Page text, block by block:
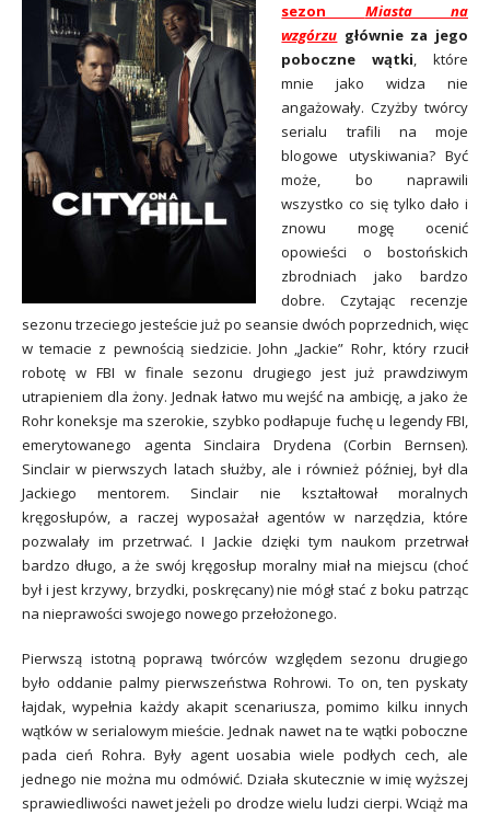
sezon Miasta na
wzgórzu głównie za jego
poboczne wątki, które
mnie jako widza nie
angażowały. Czyżby twórcy
serialu trafili na moje
blogowe utyskiwania? Być
może, bo naprawili
wszystko co się tylko dało i
znowu mogę ocenić
opowieści o bostońskich
zbrodniach jako bardzo
dobre. Czytając recenzje
sezonu trzeciego jesteście już po seansie dwóch poprzednich, więc
w temacie z pewnością siedzicie. John „Jackie” Rohr, który rzucił
robotę w FBI w finale sezonu drugiego jest już prawdziwym
utrapieniem dla żony. Jednak łatwo mu wejść na ambicję, a jako że
Rohr koneksje ma szerokie, szybko podłapuje fuchę u legendy FBI,
emerytowanego agenta Sinclaira Drydena (Corbin Bernsen).
Sinclair w pierwszych latach służby, ale i również później, był dla
Jackiego mentorem. Sinclair nie kształtował moralnych
kręgosłupów, a raczej wyposażał agentów w narzędzia, które
pozwalały im przetrwać. I Jackie dzięki tym naukom przetrwał
bardzo długo, a że swój kręgosłup moralny miał na miejscu (choć
był i jest krzywy, brzydki, poskręcany) nie mógł stać z boku patrząc
na nieprawości swojego nowego przełożonego.
Pierwszą istotną poprawą twórców względem sezonu drugiego
było oddanie palmy pierwszeństwa Rohrowi. To on, ten pyskaty
łajdak, wypełnia każdy akapit scenariusza, pomimo kilku innych
wątków w serialowym mieście. Jednak nawet na te wątki poboczne
pada cień Rohra. Były agent uosabia wiele podłych cech, ale
jednego nie można mu odmówić. Działa skutecznie w imię wyższej
sprawiedliwości nawet jeżeli po drodze wielu ludzi cierpi. Wciąż ma